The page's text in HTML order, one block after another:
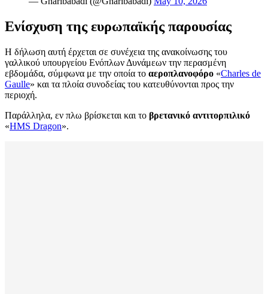
Ενίσχυση της ευρωπαϊκής παρουσίας
Η δήλωση αυτή έρχεται σε συνέχεια της ανακοίνωσης του
γαλλικού υπουργείου Ενόπλων Δυνάμεων την περασμένη
εβδομάδα, σύμφωνα με την οποία το αεροπλανοφόρο «Charles de
Gaulle» και τα πλοία συνοδείας του κατευθύνονται προς την
περιοχή.
Παράλληλα, εν πλω βρίσκεται και το βρετανικό αντιτορπιλικό
«HMS Dragon».